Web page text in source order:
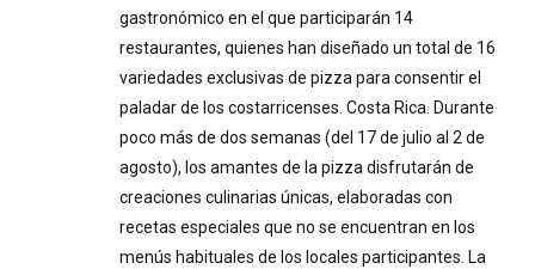
gastronómico en el que participarán 14
restaurantes, quienes han diseñado un total de 16
variedades exclusivas de pizza para consentir el
paladar de los costarricenses. Costa Rica. Durante
poco más de dos semanas (del 17 de julio al 2 de
agosto), los amantes de la pizza disfrutarán de
creaciones culinarias únicas, elaboradas con
recetas especiales que no se encuentran en los
menús habituales de los locales participantes. La